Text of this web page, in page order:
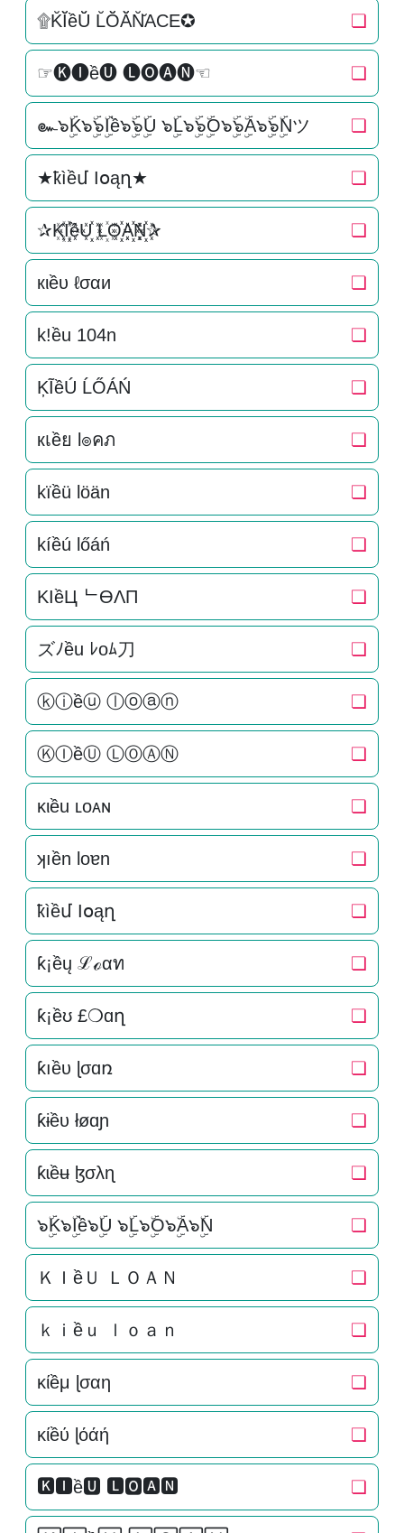
۩K̆Ĭ̆ềŬ̆ L̆Ŏ̆Ă̆N̆̆ACE✪ ❏
☞🅚🅘ề🅤 🅛🅞🅐🅝☜ ❏
๛๖ۣۜK๖ۣۜ๖ۣۜIề๖ۣۜ๖ۣۜU ๖ۣۜL๖ۣۜ๖ۣۜO๖ۣۜ๖ۣۜA๖ۣۜ๖ۣۜNツ ❏
★ҟìềմ Ӏօąղ★ ❏
✰K꙰I꙰꙰ềU꙰꙰ L꙰O꙰꙰A꙰꙰N꙰꙰✰ ❏
кιềυ ℓσαи ❏
k!ều 104n ❏
ĶĨềÚ ĹŐÁŃ ❏
кเềย l๏คภ ❏
kïềü löän ❏
kíềú lőáń ❏
KIềЦ ᄂӨΛП ❏
ズﾉều ﾚoﾑ刀 ❏
ⓚⓘềⓤ ⓛⓞⓐⓝ ❏
ⓀⒾềⓊ ⓁⓄⒶⓃ ❏
κιều ʟoᴀɴ ❏
ʞıền loɐn ❏
ҟìềմ Ӏօąղ ❏
ƙ¡ềų ℒℴαท ❏
ƙ¡ềʊ £❍ɑղ ❏
ƙıềυ ɭσɑռ ❏
ƙɨềυ łøɑɲ ❏
ƙɩềʉ ɮσλɳ ❏
๖ۣۜK๖ۣۜIề๖ۣۜU ๖ۣۜL๖ۣۜO๖ۣۜA๖ۣۜN ❏
ＫＩềＵ ＬＯＡＮ ❏
ｋｉềｕ ｌｏａｎ ❏
κίềμ ɭσαη ❏
κίềύ ɭόάή ❏
🅺🅸ề🆄 🅻🅾🅰🅽 ❏